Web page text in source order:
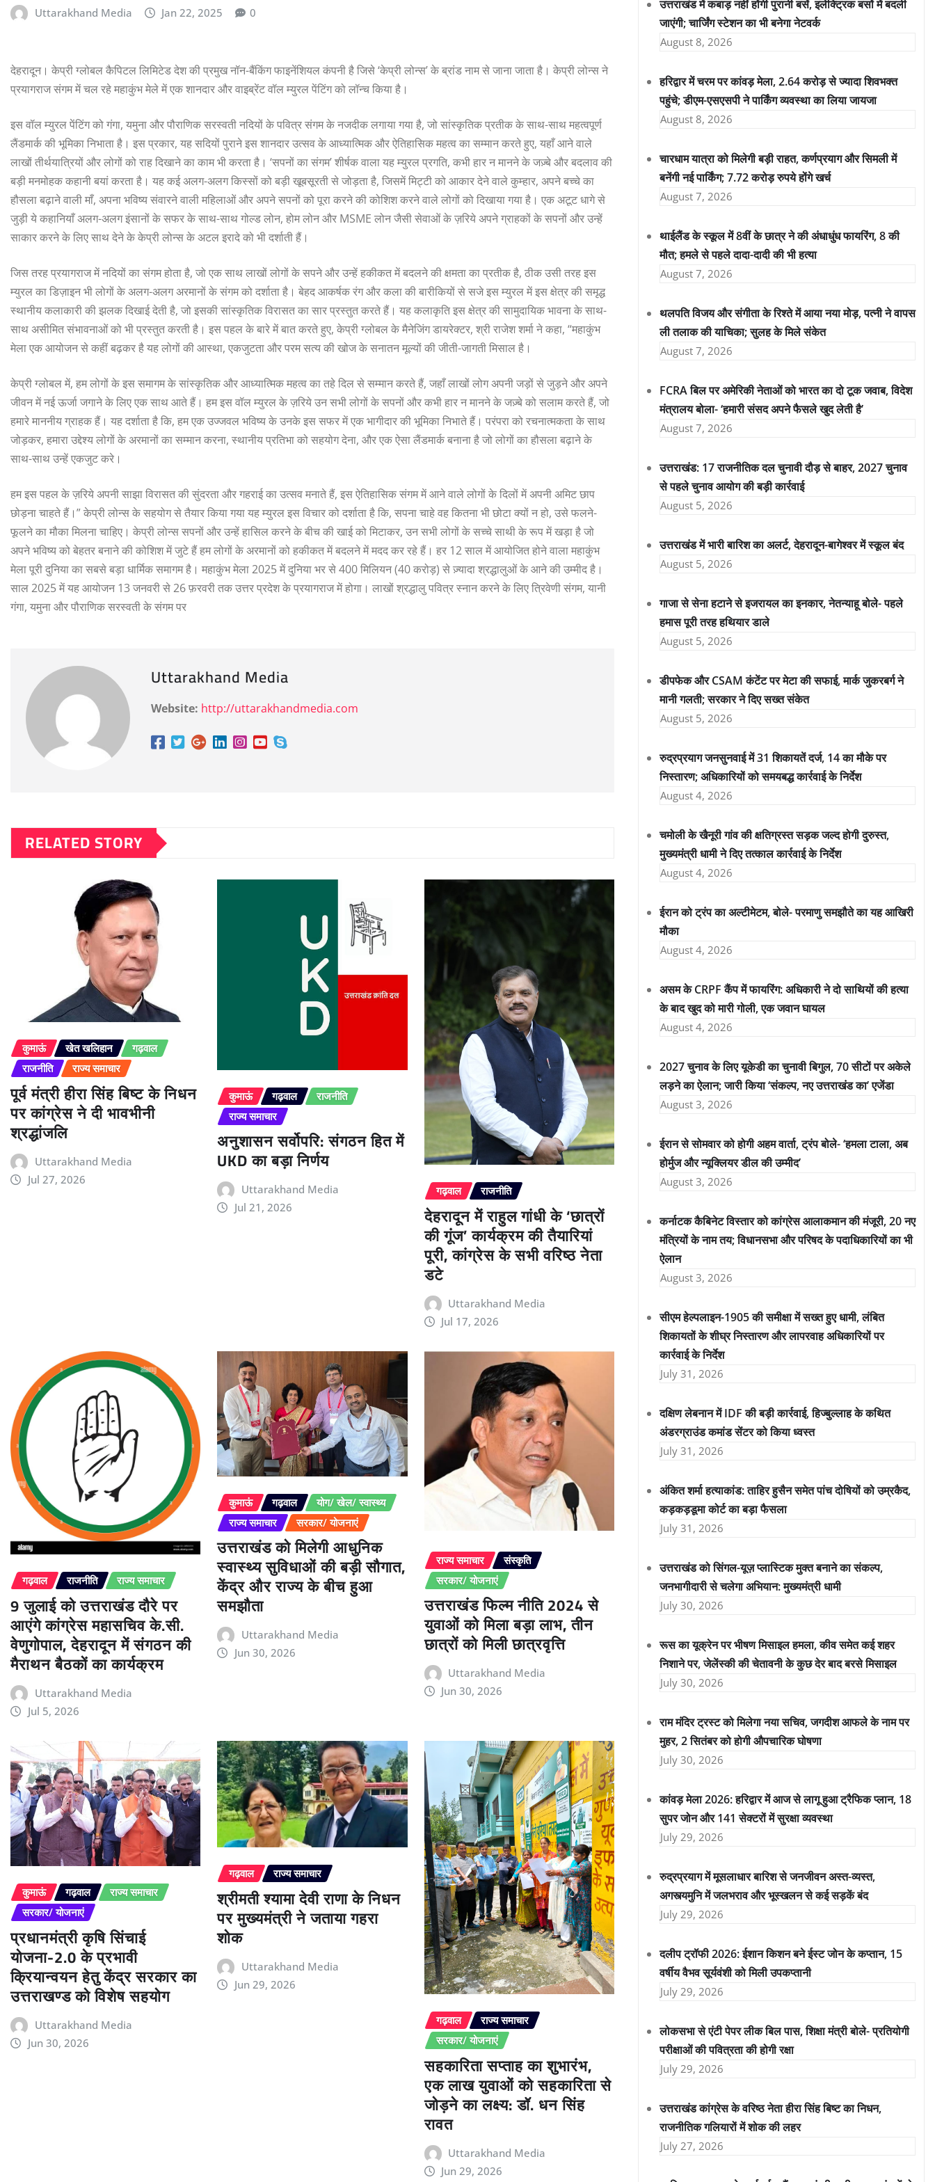
Uttarakhand Media Jan 22, 2025 0
देहरादून। केप्री ग्लोबल कैपिटल लिमिटेड देश की प्रमुख नॉन-बैंकिंग फाइनेंशियल कंपनी है जिसे ‘केप्री लोन्स’ के ब्रांड नाम से जाना जाता है। केप्री लोन्स ने
प्रयागराज संगम में चल रहे महाकुंभ मेले में एक शानदार और वाइब्रेंट वॉल म्युरल पेंटिंग को लॉन्च किया है।
इस वॉल म्युरल पेंटिंग को गंगा, यमुना और पौराणिक सरस्वती नदियों के पवित्र संगम के नजदीक लगाया गया है, जो सांस्कृतिक प्रतीक के साथ-साथ महत्वपूर्ण
लैंडमार्क की भूमिका निभाता है। इस प्रकार, यह सदियों पुराने इस शानदार उत्सव के आध्यात्मिक और ऐतिहासिक महत्व का सम्मान करते हुए, यहाँ आने वाले
लाखों तीर्थयात्रियों और लोगों को राह दिखाने का काम भी करता है। ‘सपनों का संगम’ शीर्षक वाला यह म्युरल प्रगति, कभी हार न मानने के जज़्बे और बदलाव की
बड़ी मनमोहक कहानी बयां करता है। यह कई अलग-अलग किस्सों को बड़ी खूबसूरती से जोड़ता है, जिसमें मिट्टी को आकार देने वाले कुम्हार, अपने बच्चे का
हौसला बढ़ाने वाली माँ, अपना भविष्य संवारने वाली महिलाओं और अपने सपनों को पूरा करने की कोशिश करने वाले लोगों को दिखाया गया है। एक अटूट धागे से
जुड़ी ये कहानियाँ अलग-अलग इंसानों के सफर के साथ-साथ गोल्ड लोन, होम लोन और MSME लोन जैसी सेवाओं के ज़रिये अपने ग्राहकों के सपनों और उन्हें
साकार करने के लिए साथ देने के केप्री लोन्स के अटल इरादे को भी दर्शाती हैं।
जिस तरह प्रयागराज में नदियों का संगम होता है, जो एक साथ लाखों लोगों के सपने और उन्हें हकीकत में बदलने की क्षमता का प्रतीक है, ठीक उसी तरह इस
म्युरल का डिज़ाइन भी लोगों के अलग-अलग अरमानों के संगम को दर्शाता है। बेहद आकर्षक रंग और कला की बारीकियों से सजे इस म्युरल में इस क्षेत्र की समृद्ध
स्थानीय कलाकारी की झलक दिखाई देती है, जो इसकी सांस्कृतिक विरासत का सार प्रस्तुत करते हैं। यह कलाकृति इस क्षेत्र की सामुदायिक भावना के साथ-
साथ असीमित संभावनाओं को भी प्रस्तुत करती है। इस पहल के बारे में बात करते हुए, केप्री ग्लोबल के मैनेजिंग डायरेक्टर, श्री राजेश शर्मा ने कहा, “महाकुंभ
मेला एक आयोजन से कहीं बढ़कर है यह लोगों की आस्था, एकजुटता और परम सत्य की खोज के सनातन मूल्यों की जीती-जागती मिसाल है।
केप्री ग्लोबल में, हम लोगों के इस समागम के सांस्कृतिक और आध्यात्मिक महत्व का तहे दिल से सम्मान करते हैं, जहाँ लाखों लोग अपनी जड़ों से जुड़ने और अपने
जीवन में नई ऊर्जा जगाने के लिए एक साथ आते हैं। हम इस वॉल म्युरल के ज़रिये उन सभी लोगों के सपनों और कभी हार न मानने के जज़्बे को सलाम करते हैं, जो
हमारे माननीय ग्राहक हैं। यह दर्शाता है कि, हम एक उज्जवल भविष्य के उनके इस सफर में एक भागीदार की भूमिका निभाते हैं। परंपरा को रचनात्मकता के साथ
जोड़कर, हमारा उद्देश्य लोगों के अरमानों का सम्मान करना, स्थानीय प्रतिभा को सहयोग देना, और एक ऐसा लैंडमार्क बनाना है जो लोगों का हौसला बढ़ाने के
साथ-साथ उन्हें एकजुट करे।
हम इस पहल के ज़रिये अपनी साझा विरासत की सुंदरता और गहराई का उत्सव मनाते हैं, इस ऐतिहासिक संगम में आने वाले लोगों के दिलों में अपनी अमिट छाप
छोड़ना चाहते हैं।” केप्री लोन्स के सहयोग से तैयार किया गया यह म्युरल इस विचार को दर्शाता है कि, सपना चाहे वह कितना भी छोटा क्यों न हो, उसे फलने-
फूलने का मौका मिलना चाहिए। केप्री लोन्स सपनों और उन्हें हासिल करने के बीच की खाई को मिटाकर, उन सभी लोगों के सच्चे साथी के रूप में खड़ा है जो
अपने भविष्य को बेहतर बनाने की कोशिश में जुटे हैं हम लोगों के अरमानों को हकीकत में बदलने में मदद कर रहे हैं। हर 12 साल में आयोजित होने वाला महाकुंभ
मेला पूरी दुनिया का सबसे बड़ा धार्मिक समागम है। महाकुंभ मेला 2025 में दुनिया भर से 400 मिलियन (40 करोड़) से ज़्यादा श्रद्धालुओं के आने की उम्मीद है।
साल 2025 में यह आयोजन 13 जनवरी से 26 फ़रवरी तक उत्तर प्रदेश के प्रयागराज में होगा। लाखों श्रद्धालु पवित्र स्नान करने के लिए त्रिवेणी संगम, यानी
गंगा, यमुना और पौराणिक सरस्वती के संगम पर
Uttarakhand Media
Website: http://uttarakhandmedia.com
RELATED STORY
कुमाऊं खेत खलिहान
गढ़वाल
राजनीति
राज्य समाचार
पूर्व मंत्री हीरा सिंह बिष्ट के निधन
पर कांग्रेस ने दी भावभीनी
श्रद्धांजलि
Uttarakhand Media
Jul 27, 2026
कुमाऊं गढ़वाल
राजनीति
राज्य समाचार
अनुशासन सर्वोपरि: संगठन हित में
UKD का बड़ा निर्णय
Uttarakhand Media
Jul 21, 2026
गढ़वाल राजनीति
देहरादून में राहुल गांधी के ‘छात्रों
की गूंज’ कार्यक्रम की तैयारियां
पूरी, कांग्रेस के सभी वरिष्ठ नेता
डटे
Uttarakhand Media
Jul 17, 2026
गढ़वाल राजनीति राज्य समाचार
9 जुलाई को उत्तराखंड दौरे पर
आएंगे कांग्रेस महासचिव के.सी.
वेणुगोपाल, देहरादून में संगठन की
मैराथन बैठकों का कार्यक्रम
Uttarakhand Media
Jul 5, 2026
कुमाऊं गढ़वाल
योग/ खेल/ स्वास्थ्य
राज्य समाचार
सरकार/ योजनाएं
उत्तराखंड को मिलेगी आधुनिक
स्वास्थ्य सुविधाओं की बड़ी सौगात,
केंद्र और राज्य के बीच हुआ
समझौता
Uttarakhand Media
Jun 30, 2026
राज्य समाचार
संस्कृति
सरकार/ योजनाएं
उत्तराखंड फिल्म नीति 2024 से
युवाओं को मिला बड़ा लाभ, तीन
छात्रों को मिली छात्रवृत्ति
Uttarakhand Media
Jun 30, 2026
कुमाऊं गढ़वाल
राज्य समाचार
सरकार/ योजनाएं
प्रधानमंत्री कृषि सिंचाई
योजना-2.0 के प्रभावी
क्रियान्वयन हेतु केंद्र सरकार का
उत्तराखण्ड को विशेष सहयोग
Uttarakhand Media
Jun 30, 2026
गढ़वाल राज्य समाचार
श्रीमती श्यामा देवी राणा के निधन
पर मुख्यमंत्री ने जताया गहरा
शोक
Uttarakhand Media
Jun 29, 2026
गढ़वाल
राज्य समाचार
सरकार/ योजनाएं
सहकारिता सप्ताह का शुभारंभ,
एक लाख युवाओं को सहकारिता से
जोड़ने का लक्ष्य: डॉ. धन सिंह
रावत
Uttarakhand Media
Jun 29, 2026
उत्तराखंड में कबाड़ नहीं होंगी पुरानी बसें, इलेक्ट्रिक बसों में बदली
जाएंगी; चार्जिंग स्टेशन का भी बनेगा नेटवर्क
August 8, 2026
हरिद्वार में चरम पर कांवड़ मेला, 2.64 करोड़ से ज्यादा शिवभक्त
पहुंचे; डीएम-एसएसपी ने पार्किंग व्यवस्था का लिया जायजा
August 8, 2026
चारधाम यात्रा को मिलेगी बड़ी राहत, कर्णप्रयाग और सिमली में
बनेंगी नई पार्किंग; 7.72 करोड़ रुपये होंगे खर्च
August 7, 2026
थाईलैंड के स्कूल में 8वीं के छात्र ने की अंधाधुंध फायरिंग, 8 की
मौत; हमले से पहले दादा-दादी की भी हत्या
August 7, 2026
थलपति विजय और संगीता के रिश्ते में आया नया मोड़, पत्नी ने वापस
ली तलाक की याचिका; सुलह के मिले संकेत
August 7, 2026
FCRA बिल पर अमेरिकी नेताओं को भारत का दो टूक जवाब, विदेश
मंत्रालय बोला- ‘हमारी संसद अपने फैसले खुद लेती है’
August 7, 2026
उत्तराखंड: 17 राजनीतिक दल चुनावी दौड़ से बाहर, 2027 चुनाव
से पहले चुनाव आयोग की बड़ी कार्रवाई
August 5, 2026
उत्तराखंड में भारी बारिश का अलर्ट, देहरादून-बागेश्वर में स्कूल बंद
August 5, 2026
गाजा से सेना हटाने से इजरायल का इनकार, नेतन्याहू बोले- पहले
हमास पूरी तरह हथियार डाले
August 5, 2026
डीपफेक और CSAM कंटेंट पर मेटा की सफाई, मार्क जुकरबर्ग ने
मानी गलती; सरकार ने दिए सख्त संकेत
August 5, 2026
रुद्रप्रयाग जनसुनवाई में 31 शिकायतें दर्ज, 14 का मौके पर
निस्तारण; अधिकारियों को समयबद्ध कार्रवाई के निर्देश
August 4, 2026
चमोली के खैनूरी गांव की क्षतिग्रस्त सड़क जल्द होगी दुरुस्त,
मुख्यमंत्री धामी ने दिए तत्काल कार्रवाई के निर्देश
August 4, 2026
ईरान को ट्रंप का अल्टीमेटम, बोले- परमाणु समझौते का यह आखिरी
मौका
August 4, 2026
असम के CRPF कैंप में फायरिंग: अधिकारी ने दो साथियों की हत्या
के बाद खुद को मारी गोली, एक जवान घायल
August 4, 2026
2027 चुनाव के लिए यूकेडी का चुनावी बिगुल, 70 सीटों पर अकेले
लड़ने का ऐलान; जारी किया ‘संकल्प, नए उत्तराखंड का’ एजेंडा
August 3, 2026
ईरान से सोमवार को होगी अहम वार्ता, ट्रंप बोले- ‘हमला टाला, अब
होर्मुज और न्यूक्लियर डील की उम्मीद’
August 3, 2026
कर्नाटक कैबिनेट विस्तार को कांग्रेस आलाकमान की मंजूरी, 20 नए
मंत्रियों के नाम तय; विधानसभा और परिषद के पदाधिकारियों का भी
ऐलान
August 3, 2026
सीएम हेल्पलाइन-1905 की समीक्षा में सख्त हुए धामी, लंबित
शिकायतों के शीघ्र निस्तारण और लापरवाह अधिकारियों पर
कार्रवाई के निर्देश
July 31, 2026
दक्षिण लेबनान में IDF की बड़ी कार्रवाई, हिज्बुल्लाह के कथित
अंडरग्राउंड कमांड सेंटर को किया ध्वस्त
July 31, 2026
अंकित शर्मा हत्याकांड: ताहिर हुसैन समेत पांच दोषियों को उम्रकैद,
कड़कड़डूमा कोर्ट का बड़ा फैसला
July 31, 2026
उत्तराखंड को सिंगल-यूज़ प्लास्टिक मुक्त बनाने का संकल्प,
जनभागीदारी से चलेगा अभियान: मुख्यमंत्री धामी
July 30, 2026
रूस का यूक्रेन पर भीषण मिसाइल हमला, कीव समेत कई शहर
निशाने पर, जेलेंस्की की चेतावनी के कुछ देर बाद बरसे मिसाइल
July 30, 2026
राम मंदिर ट्रस्ट को मिलेगा नया सचिव, जगदीश आफले के नाम पर
मुहर, 2 सितंबर को होगी औपचारिक घोषणा
July 30, 2026
कांवड़ मेला 2026: हरिद्वार में आज से लागू हुआ ट्रैफिक प्लान, 18
सुपर जोन और 141 सेक्टरों में सुरक्षा व्यवस्था
July 29, 2026
रुद्रप्रयाग में मूसलाधार बारिश से जनजीवन अस्त-व्यस्त,
अगस्त्यमुनि में जलभराव और भूस्खलन से कई सड़कें बंद
July 29, 2026
दलीप ट्रॉफी 2026: ईशान किशन बने ईस्ट जोन के कप्तान, 15
वर्षीय वैभव सूर्यवंशी को मिली उपकप्तानी
July 29, 2026
लोकसभा से एंटी पेपर लीक बिल पास, शिक्षा मंत्री बोले- प्रतियोगी
परीक्षाओं की पवित्रता की होगी रक्षा
July 29, 2026
उत्तराखंड कांग्रेस के वरिष्ठ नेता हीरा सिंह बिष्ट का निधन,
राजनीतिक गलियारों में शोक की लहर
July 27, 2026